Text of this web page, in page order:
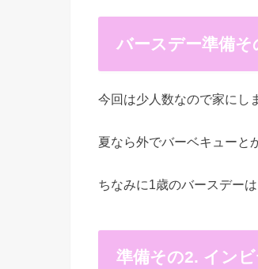
バースデー準備そ
今回は少人数なので家にし
夏なら外でバーベキューと
ちなみに1歳のバースデー
準備その2. イン